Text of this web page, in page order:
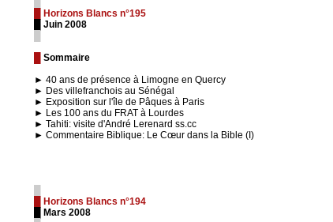
█ Horizons Blancs n°195
█ Juin 2008
Sommaire
► 40 ans de présence à Limogne en Quercy
► Des villefranchois au Sénégal
► Exposition sur l'île de Pâques à Paris
► Les 100 ans du FRAT à Lourdes
► Tahiti: visite d'André Lerenard ss.cc
► Commentaire Biblique: Le Cœur dans la Bible (I)
█ Horizons Blancs n°194
█ Mars 2008